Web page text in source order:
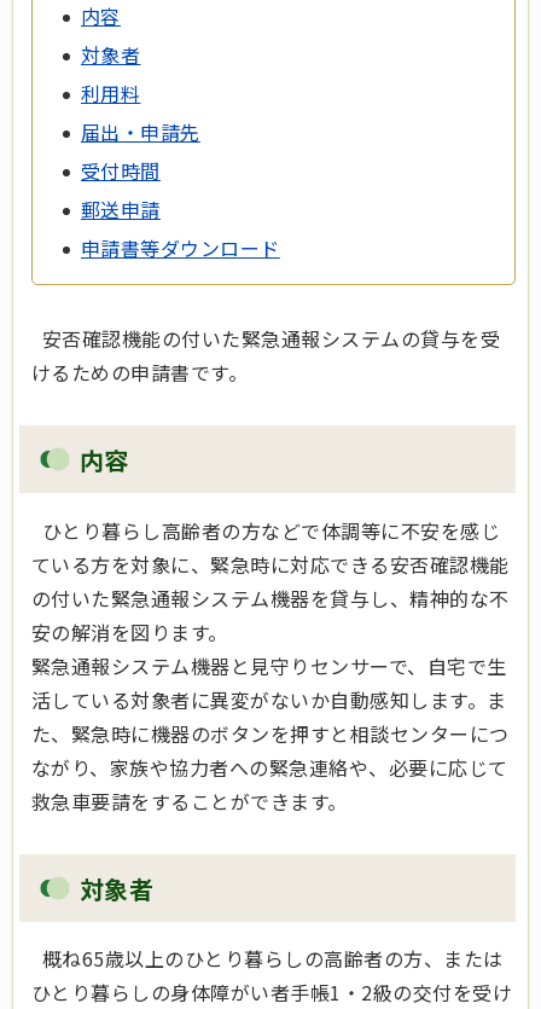
内容
対象者
利用料
届出・申請先
受付時間
郵送申請
申請書等ダウンロード
安否確認機能の付いた緊急通報システムの貸与を受
けるための申請書です。
内容
ひとり暮らし高齢者の方などで体調等に不安を感じ
ている方を対象に、緊急時に対応できる安否確認機能
の付いた緊急通報システム機器を貸与し、精神的な不
安の解消を図ります。
緊急通報システム機器と見守りセンサーで、自宅で生
活している対象者に異変がないか自動感知します。ま
た、緊急時に機器のボタンを押すと相談センターにつ
ながり、家族や協力者への緊急連絡や、必要に応じて
救急車要請をすることができます。
対象者
概ね65歳以上のひとり暮らしの高齢者の方、または
ひとり暮らしの身体障がい者手帳1・2級の交付を受け